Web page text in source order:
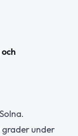
grader under